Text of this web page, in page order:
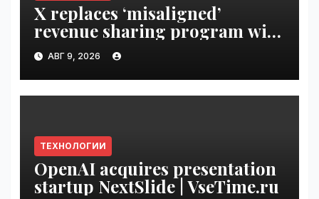
X replaces ‘misaligned’
revenue sharing program with
Original Content Rewards |
VseTime.ru
АВГ 9, 2026
ТЕХНОЛОГИИ
OpenAI acquires presentation
startup NextSlide | VseTime.ru